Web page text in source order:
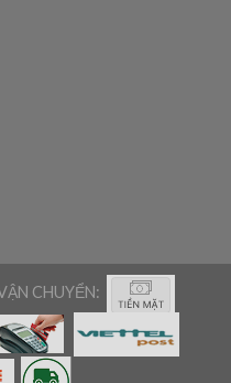
CHUYỂN: